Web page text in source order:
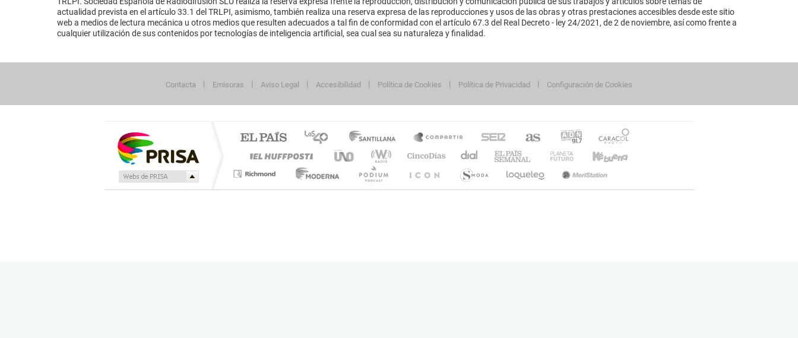
actualidad prevista en el artículo 33.1 del TRLPI, asimismo, también realiza una reserva expresa de las reproducciones y usos de las obras y otras prestaciones accesibles desde este sitio
web a medios de lectura mecánica u otros medios que resulten adecuados a tal fin de conformidad con el artículo 67.3 del Real Decreto - ley 24/2021, de 2 de noviembre, así como frente a
cualquier utilización de sus contenidos por tecnologías de inteligencia artificial, sea cual sea su naturaleza y finalidad.
Contacta Emisoras Aviso Legal Accesibilidad Política de Cookies Política de Privacidad Configuración de Cookies